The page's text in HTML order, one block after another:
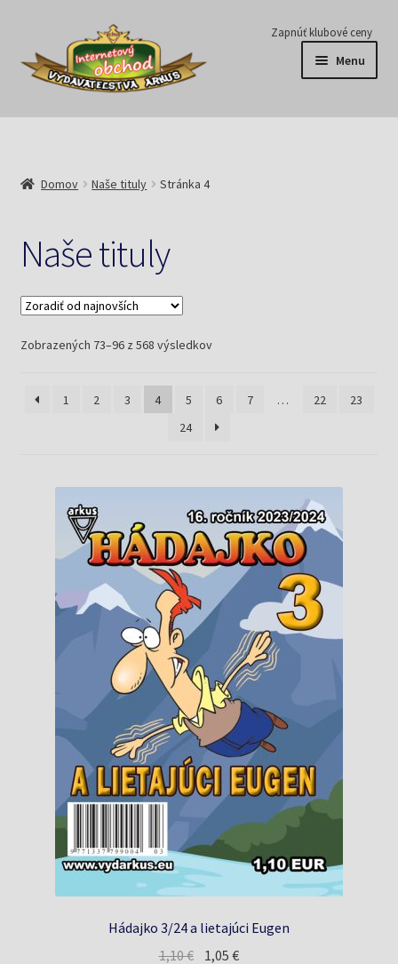
Preskočiť
navigáciu
Preskočiť
obsah
Zapnúť klubové ceny
Menu
Série
Predplatné
Pripravujeme
Pre školy
Knižný klub
Domov Naše tituly Stránka 4
Naše tituly
Zobrazených 73–96 z 568 výsledkovZoradené
1
2 3 4 5 6 7 … 22
23
24
Hádajko 3/24 a lietajúci Eugen
1,10€ Pôvodná
1,05€Aktuálna